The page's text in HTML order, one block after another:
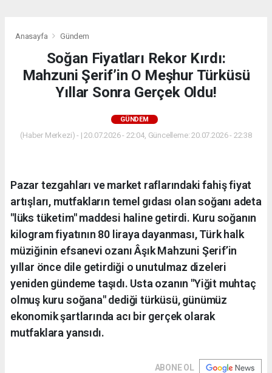
Anasayfa Gündem
Soğan Fiyatları Rekor Kırdı:
Mahzuni Şerif’in O Meşhur Türküsü
Yıllar Sonra Gerçek Oldu!
GÜNDEM
(Haber Merkezi) - | 20.07.2026 - 22:04, Güncelleme: 20.07.2026 - 22:38
Pazar tezgahları ve market raflarındaki fahiş fiyat
artışları, mutfakların temel gıdası olan soğanı adeta
"lüks tüketim" maddesi haline getirdi. Kuru soğanın
kilogram fiyatının 80 liraya dayanması, Türk halk
müziğinin efsanevi ozanı Âşık Mahzuni Şerif’in
yıllar önce dile getirdiği o unutulmaz dizeleri
yeniden gündeme taşıdı. Usta ozanın "Yiğit muhtaç
olmuş kuru soğana" dediği türküsü, günümüz
ekonomik şartlarında acı bir gerçek olarak
mutfaklara yansıdı.
ABONE OL